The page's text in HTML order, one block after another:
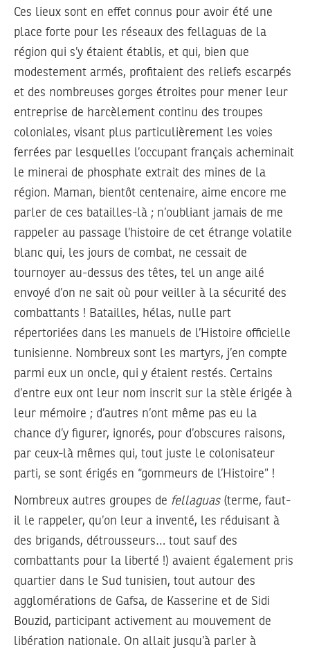
Ces lieux sont en effet connus pour avoir été une
place forte pour les réseaux des fellaguas de la
région qui s’y étaient établis, et qui, bien que
modestement armés, profitaient des reliefs escarpés
et des nombreuses gorges étroites pour mener leur
entreprise de harcèlement continu des troupes
coloniales, visant plus particulièrement les voies
ferrées par lesquelles l’occupant français acheminait
le minerai de phosphate extrait des mines de la
région. Maman, bientôt centenaire, aime encore me
parler de ces batailles-là ; n’oubliant jamais de me
rappeler au passage l’histoire de cet étrange volatile
blanc qui, les jours de combat, ne cessait de
tournoyer au-dessus des têtes, tel un ange ailé
envoyé d’on ne sait où pour veiller à la sécurité des
combattants ! Batailles, hélas, nulle part
répertoriées dans les manuels de l’Histoire officielle
tunisienne. Nombreux sont les martyrs, j’en compte
parmi eux un oncle, qui y étaient restés. Certains
d’entre eux ont leur nom inscrit sur la stèle érigée à
leur mémoire ; d’autres n’ont même pas eu la
chance d’y figurer, ignorés, pour d’obscures raisons,
par ceux-là mêmes qui, tout juste le colonisateur
parti, se sont érigés en “gommeurs de l’Histoire” !
Nombreux autres groupes de fellaguas(terme, faut-
il le rappeler, qu’on leur a inventé, les réduisant à
des brigands, détrousseurs… tout sauf des
combattants pour la liberté !) avaient également pris
quartier dans le Sud tunisien, tout autour des
agglomérations de Gafsa, de Kasserine et de Sidi
Bouzid, participant activement au mouvement de
libération nationale. On allait jusqu’à parler à